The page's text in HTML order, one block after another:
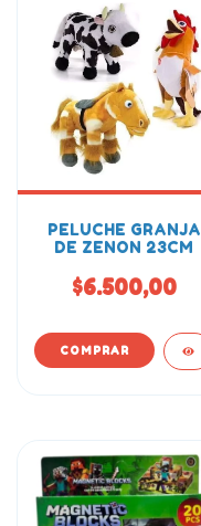
PELUCHE GRANJA
DE ZENON 23CM
$6.500,00